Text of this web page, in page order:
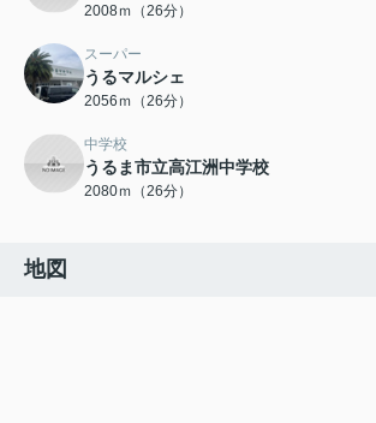
2008ｍ（26分）
スーパー
うるマルシェ
2056ｍ（26分）
中学校
うるま市立高江洲中学校
2080ｍ（26分）
地図